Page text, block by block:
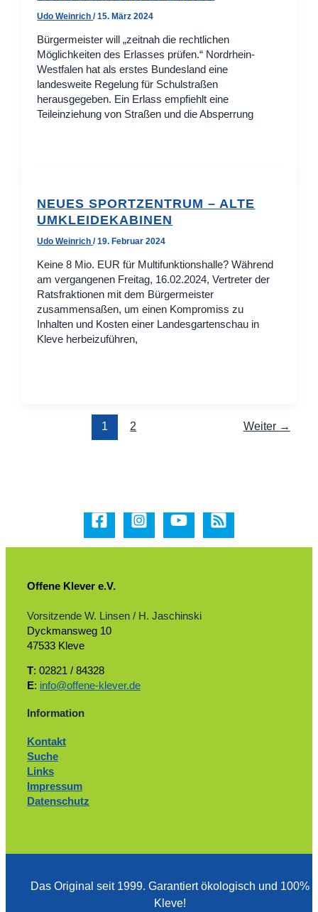
Udo Weinrich/15. März 2024
Bürgermeister will „zeitnah die rechtlichen
Möglichkeiten des Erlasses prüfen.“ Nordrhein-
Westfalen hat als erstes Bundesland eine
landesweite Regelung für Schulstraßen
herausgegeben. Ein Erlass empfiehlt eine
Teileinziehung von Straßen und die Absperrung
NEUES SPORTZENTRUM – ALTE
UMKLEIDEKABINEN
Udo Weinrich/19. Februar 2024
Keine 8 Mio. EUR für Multifunktionshalle? Während
am vergangenen Freitag, 16.02.2024, Vertreter der
Ratsfraktionen mit dem Bürgermeister
zusammensaßen, um einen Kompromiss zu
Inhalten und Kosten einer Landesgartenschau in
Kleve herbeizuführen,
1 2 Weiter →
Offene Klever e.V.
Vorsitzende W. Linsen / H. Jaschinski
Dyckmansweg 10
47533 Kleve
T: 02821 / 84328
E: info@offene-klever.de
Information
Kontakt
Suche
Links
Impressum
Datenschutz
Das Original seit 1999. ­Garantiert ökologisch und 100%
Kleve!